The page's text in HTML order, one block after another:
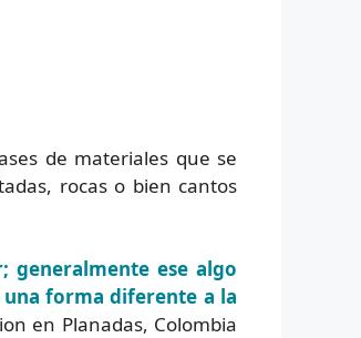
de materiales que se
rocas o bien cantos
generalmente ese algo
forma diferente a la
en Planadas, Colombia